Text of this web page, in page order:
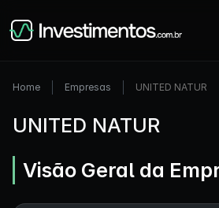
Home Empresas UNITED NATUR
UNITED NATUR
Visão Geral da